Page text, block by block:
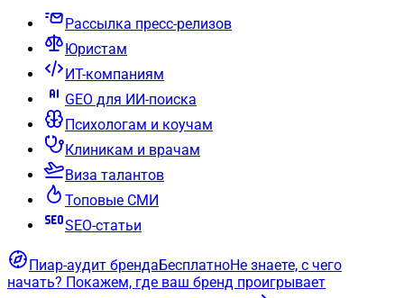
Рассылка пресс-релизов
Юристам
ИТ-компаниям
GEO для ИИ-поиска
Психологам и коучам
Клиникам и врачам
Виза талантов
Топовые СМИ
SEO-статьи
Пиар-аудит брендаБесплатноНе знаете, с чего
начать? Покажем, где ваш бренд проигрывает